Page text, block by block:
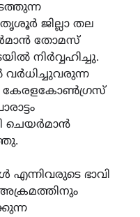
തൃശൂർ ജില്ലാ തല
തോമസ്
നിർവ്വഹിച്ചു.
കേരളകോൺഗ്രസ്‌
ചെയർമാൻ
എന്നിവരുടെ ഭാവി